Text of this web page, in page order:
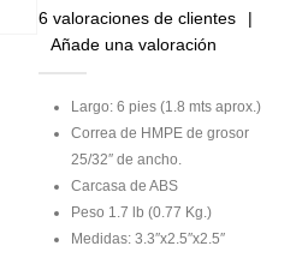
5 out of 5
6 valoraciones de clientes
|
Añade una valoración
Largo: 6 pies (1.8 mts aprox.)
Correa de HMPE de grosor
25/32″ de ancho.
Carcasa de ABS
Peso 1.7 lb (0.77 Kg.)
Medidas: 3.3″x2.5″x2.5″